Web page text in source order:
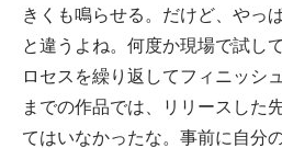
きくも鳴らせる。だけど、やっ
と違うよね。何度か現場で試し
ロセスを繰り返してフィニッシ
までの作品では、リリースした
てはいなかったな。事前に自分